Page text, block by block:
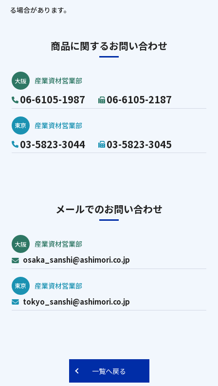
る場合があります。
商品に関するお問い合わせ
大阪 産業資材営業部
06-6105-1987 06-6105-2187
東京 産業資材営業部
03-5823-3044 03-5823-3045
メールでのお問い合わせ
大阪 産業資材営業部
osaka_sanshi@ashimori.co.jp
東京 産業資材営業部
tokyo_sanshi@ashimori.co.jp
一覧へ戻る